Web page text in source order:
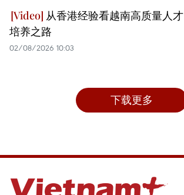
从香港经验看越南高质量人才
培养之路
02/08/2026 10:03
下载更多